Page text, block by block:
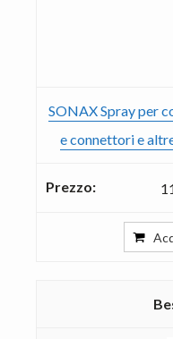
SONAX Spray per
e connettori e